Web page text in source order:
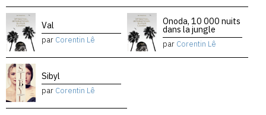
Val
par Corentin Lê
Onoda, 10 000 nuits
dans la jungle
par Corentin Lê
Sibyl
par Corentin Lê